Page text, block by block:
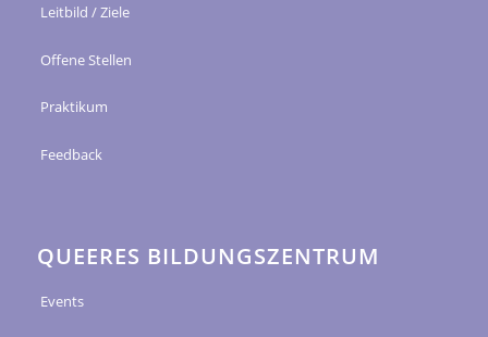
Leitbild / Ziele
Offene Stellen
Praktikum
Feedback
QUEERES BILDUNGSZENTRUM
Events